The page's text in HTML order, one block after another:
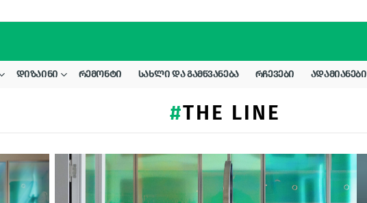
ᲓᲘᲖᲐᲘᲜᲘ ᲠᲔᲛᲝᲜᲢᲘ ᲡᲐᲮᲚᲘ ᲓᲐ ᲒᲐᲛᲬᲕᲐᲜᲔᲑᲐ ᲠᲩᲔᲕᲔᲑᲘ ᲐᲓᲐᲛᲘᲐᲜᲔᲑᲘ
THE LINE